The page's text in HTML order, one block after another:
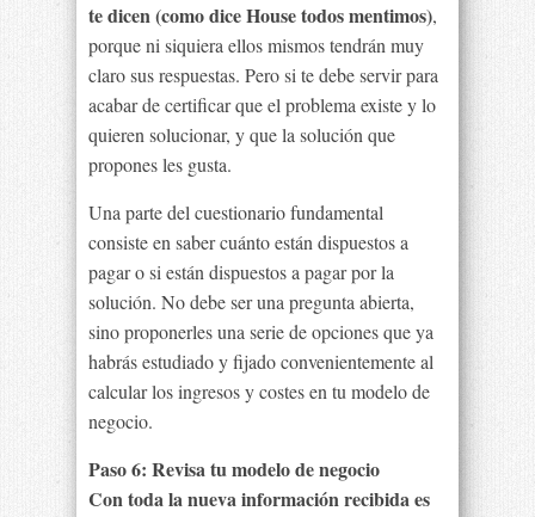
te dicen (como dice House todos mentimos),
porque ni siquiera ellos mismos tendrán muy
claro sus respuestas. Pero si te debe servir para
acabar de certificar que el problema existe y lo
quieren solucionar, y que la solución que
propones les gusta.
Una parte del cuestionario fundamental
consiste en saber cuánto están dispuestos a
pagar o si están dispuestos a pagar por la
solución. No debe ser una pregunta abierta,
sino proponerles una serie de opciones que ya
habrás estudiado y fijado convenientemente al
calcular los ingresos y costes en tu modelo de
negocio.
Paso 6: Revisa tu modelo de negocio
Con toda la nueva información recibida es